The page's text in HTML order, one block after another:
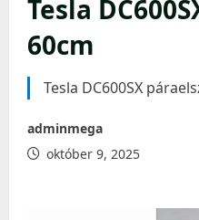
Tesla
60cm
Tesla DC600SX
adminmega
október 9, 2025